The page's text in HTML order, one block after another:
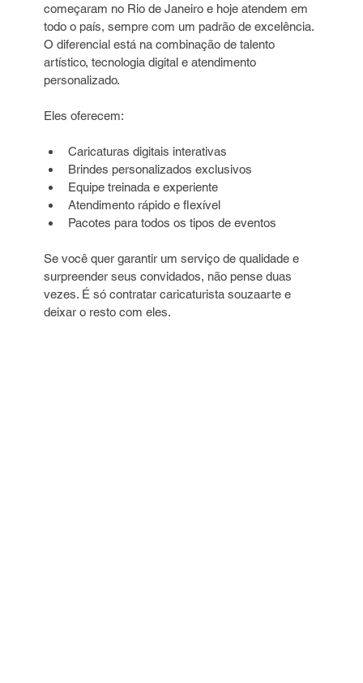
começaram no Rio de Janeiro e hoje atendem em
todo o país, sempre com um padrão de excelência.
O diferencial está na combinação de talento
artístico, tecnologia digital e atendimento
personalizado.
Eles oferecem:
Caricaturas digitais interativas
Brindes personalizados exclusivos
Equipe treinada e experiente
Atendimento rápido e flexível
Pacotes para todos os tipos de eventos
Se você quer garantir um serviço de qualidade e
surpreender seus convidados, não pense duas
vezes. É só contratar caricaturista souzaarte e
deixar o resto com eles.